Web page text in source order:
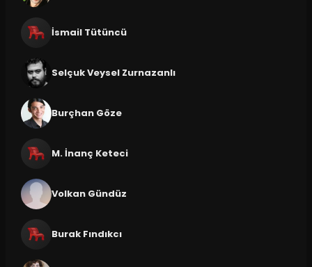
İsmail Tütüncü
Selçuk Veysel Zurnazanlı
Burçhan Göze
M. İnanç Keteci
Volkan Gündüz
Burak Fındıkcı